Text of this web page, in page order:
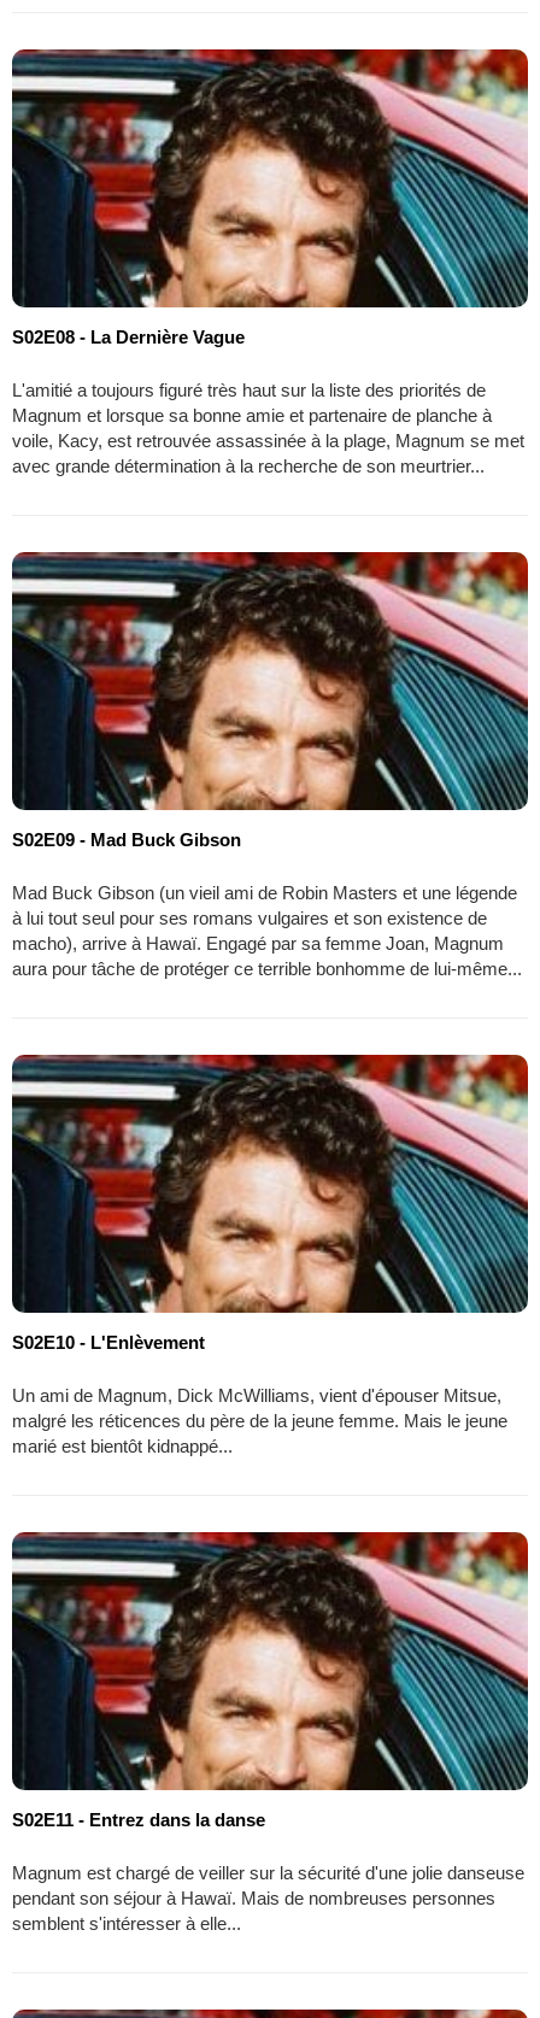
S02E08 - La Dernière Vague
L'amitié a toujours figuré très haut sur la liste des priorités de
Magnum et lorsque sa bonne amie et partenaire de planche à
voile, Kacy, est retrouvée assassinée à la plage, Magnum se met
avec grande détermination à la recherche de son meurtrier...
S02E09 - Mad Buck Gibson
Mad Buck Gibson (un vieil ami de Robin Masters et une légende
à lui tout seul pour ses romans vulgaires et son existence de
macho), arrive à Hawaï. Engagé par sa femme Joan, Magnum
aura pour tâche de protéger ce terrible bonhomme de lui-même...
S02E10 - L'Enlèvement
Un ami de Magnum, Dick McWilliams, vient d'épouser Mitsue,
malgré les réticences du père de la jeune femme. Mais le jeune
marié est bientôt kidnappé...
S02E11 - Entrez dans la danse
Magnum est chargé de veiller sur la sécurité d'une jolie danseuse
pendant son séjour à Hawaï. Mais de nombreuses personnes
semblent s'intéresser à elle...